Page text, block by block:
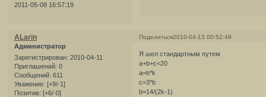
2011-05-08 16:57:19
Поделиться2010-04-13 00:52:49
ALarin
Администратор
Зарегистрирован: 2010-04-11
Приглашений: 0
Сообщений: 611
Уважение: [+9/-1]
Позитив: [+6/-0]
Я шел стандартным путем
a+b+c<20
a=b*k
c=3*b
b=14/(2k-1)